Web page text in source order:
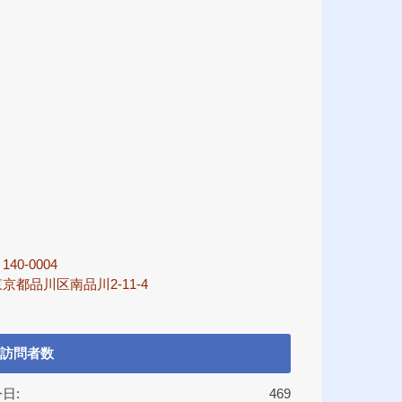
140-0004
京都品川区南品川2-11-4
訪問者数
469
: